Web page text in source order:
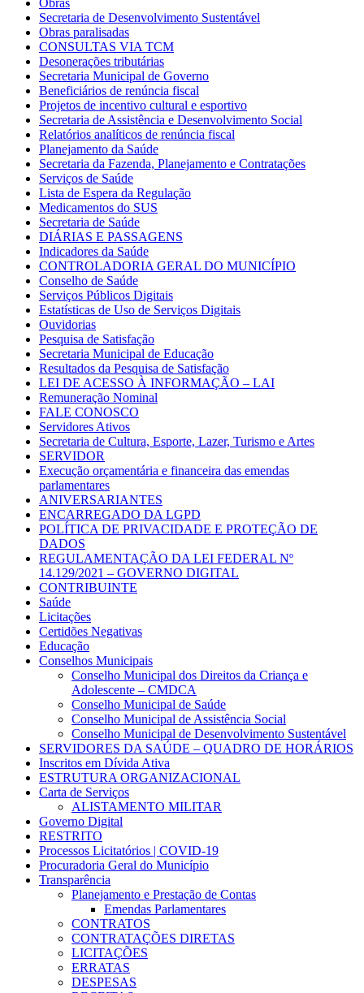
Secretaria de Desenvolvimento Sustentável
Obras paralisadas
CONSULTAS VIA TCM
Desonerações tributárias
Secretaria Municipal de Governo
Beneficiários de renúncia fiscal
Projetos de incentivo cultural e esportivo
Secretaria de Assistência e Desenvolvimento Social
Relatórios analíticos de renúncia fiscal
Planejamento da Saúde
Secretaria da Fazenda, Planejamento e Contratações
Serviços de Saúde
Lista de Espera da Regulação
Medicamentos do SUS
Secretaria de Saúde
DIÁRIAS E PASSAGENS
Indicadores da Saúde
CONTROLADORIA GERAL DO MUNICÍPIO
Conselho de Saúde
Serviços Públicos Digitais
Estatísticas de Uso de Serviços Digitais
Ouvidorias
Pesquisa de Satisfação
Secretaria Municipal de Educação
Resultados da Pesquisa de Satisfação
LEI DE ACESSO À INFORMAÇÃO – LAI
Remuneração Nominal
FALE CONOSCO
Servidores Ativos
Secretaria de Cultura, Esporte, Lazer, Turismo e Artes
SERVIDOR
Execução orçamentária e financeira das emendas
parlamentares
ANIVERSARIANTES
ENCARREGADO DA LGPD
POLÍTICA DE PRIVACIDADE E PROTEÇÃO DE
DADOS
REGULAMENTAÇÃO DA LEI FEDERAL Nº
14.129/2021 – GOVERNO DIGITAL
CONTRIBUINTE
Saúde
Licitações
Certidões Negativas
Educação
Conselhos Municipais
Conselho Municipal dos Direitos da Criança e
Adolescente – CMDCA
Conselho Municipal de Saúde
Conselho Municipal de Assistência Social
Conselho Municipal de Desenvolvimento Sustentável
SERVIDORES DA SAÚDE – QUADRO DE HORÁRIOS
Inscritos em Dívida Ativa
ESTRUTURA ORGANIZACIONAL
Carta de Serviços
ALISTAMENTO MILITAR
Governo Digital
RESTRITO
Processos Licitatórios | COVID-19
Procuradoria Geral do Município
Transparência
Planejamento e Prestação de Contas
Emendas Parlamentares
CONTRATOS
CONTRATAÇÕES DIRETAS
LICITAÇÕES
ERRATAS
DESPESAS